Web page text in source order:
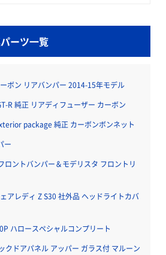
ーツ一覧
ボン リアバンパー 2014-15年モデル
R 純正 リアディフューザー カーボン
package 純正 カーボンボンネット
ー
ロントバンパー＆モデリスタ フロントリ
アレディ Z S30 社外品 ヘッドライトカバ
ハロースペシャルコンプリート
クドアパネル アッパー ガラス付 マルーン